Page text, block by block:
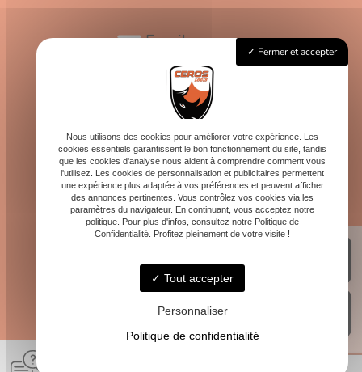
Email
contact@logis-ceros.fr
Horaires
Lundi - Vendredi : 8h - 16h
Fermer et accepter
Nous utilisons des cookies pour améliorer votre expérience. Les
cookies essentiels garantissent le bon fonctionnement du site, tandis
que les cookies d'analyse nous aident à comprendre comment vous
l'utilisez. Les cookies de personnalisation et publicitaires permettent
une expérience plus adaptée à vos préférences et peuvent afficher
des annonces pertinentes. Vous contrôlez vos cookies via les
paramètres du navigateur. En continuant, vous acceptez notre
politique. Pour plus d'infos, consultez notre Politique de
Confidentialité. Profitez pleinement de votre visite !
Tout accepter
Personnaliser
Politique de confidentialité